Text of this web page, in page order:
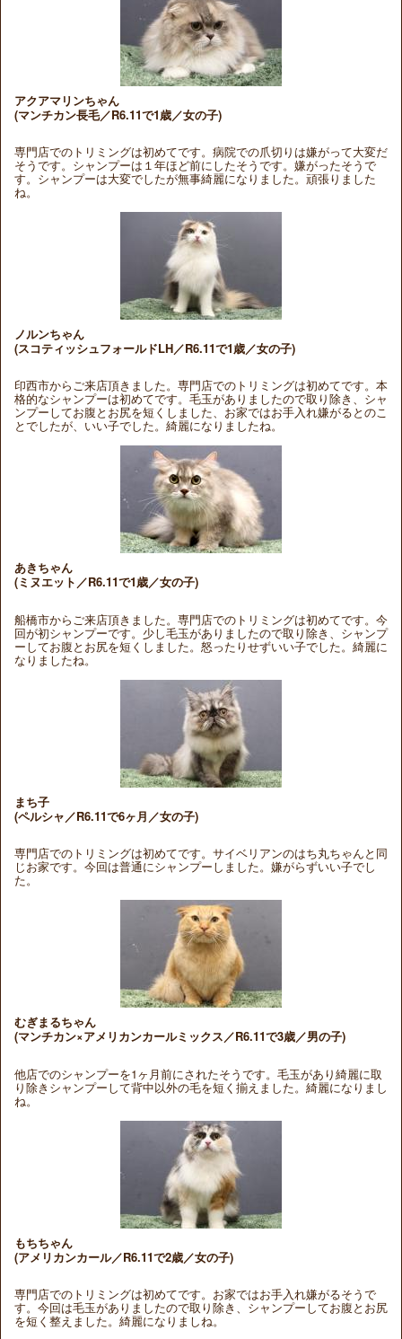
アクアマリンちゃん
(マンチカン長毛／R6.11で1歳／女の子)
専門店でのトリミングは初めてです。病院での爪切りは嫌がって大変だ
そうです。シャンプーは１年ほど前にしたそうです。嫌がったそうで
す。シャンプーは大変でしたが無事綺麗になりました。頑張りました
ね。
ノルンちゃん
(スコティッシュフォールドLH／R6.11で1歳／女の子)
印西市からご来店頂きました。専門店でのトリミングは初めてです。本
格的なシャンプーは初めてです。毛玉がありましたので取り除き、シャ
ンプーしてお腹とお尻を短くしました、お家ではお手入れ嫌がるとのこ
とでしたが、いい子でした。綺麗になりましたね。
あきちゃん
(ミヌエット／R6.11で1歳／女の子)
船橋市からご来店頂きました。専門店でのトリミングは初めてです。今
回が初シャンプーです。少し毛玉がありましたので取り除き、シャンプ
ーしてお腹とお尻を短くしました。怒ったりせずいい子でした。綺麗に
なりましたね。
まち子
(ペルシャ／R6.11で6ヶ月／女の子)
専門店でのトリミングは初めてです。サイベリアンのはち丸ちゃんと同
じお家です。今回は普通にシャンプーしました。嫌がらずいい子でし
た。
むぎまるちゃん
(マンチカン×アメリカンカールミックス／R6.11で3歳／男の子)
他店でのシャンプーを1ヶ月前にされたそうです。毛玉があり綺麗に取
り除きシャンプーして背中以外の毛を短く揃えました。綺麗になりまし
ね。
もちちゃん
(アメリカンカール／R6.11で2歳／女の子)
専門店でのトリミングは初めてです。お家ではお手入れ嫌がるそうで
す。今回は毛玉がありましたので取り除き、シャンプーしてお腹とお尻
を短く整えました。綺麗になりましね。